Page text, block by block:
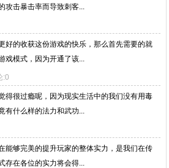
攻击暴击率而导致刺客...
好的收获这份游戏的快乐，那么首先需要的就
戏模式，因为开通了该...
:0
得很过瘾呢，因为现实生活中的我们没有用毒
有什么样的法力和武功...
能够完美的提升玩家的整体实力，是我们在传
存在各位的实力将会得...